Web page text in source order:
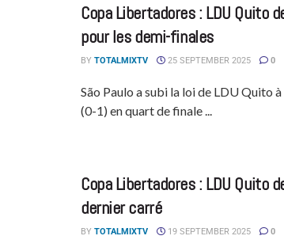
Copa Libertadores : LDU Quito
pour les demi-finales
BY TOTALMIXTV 25 SEPTEMBER 2025 0
São Paulo a subi la loi de LDU Quito
(0-1) en quart de finale ...
Copa Libertadores : LDU Quito
dernier carré
BY TOTALMIXTV 19 SEPTEMBER 2025 0